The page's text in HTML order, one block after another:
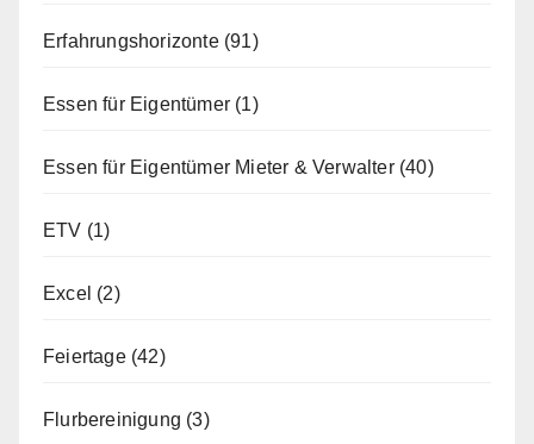
Erfahrungshorizonte(91)
Essen für Eigentümer (1)
Essen für Eigentümer Mieter & Verwalter(40)
ETV (1)
Excel (2)
Feiertage(42)
Flurbereinigung (3)